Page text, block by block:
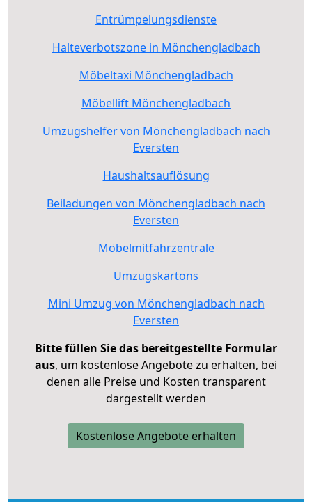
Entrümpelungsdienste
Halteverbotszone in Mönchengladbach
Möbeltaxi Mönchengladbach
Möbellift Mönchengladbach
Umzugshelfer von Mönchengladbach nach
Eversten
Haushaltsauflösung
Beiladungen von Mönchengladbach nach
Eversten
Möbelmitfahrzentrale
Umzugskartons
Mini Umzug von Mönchengladbach nach
Eversten
Bitte füllen Sie das bereitgestellte Formular
aus, um kostenlose Angebote zu erhalten, bei
denen alle Preise und Kosten transparent
dargestellt werden
Kostenlose Angebote erhalten